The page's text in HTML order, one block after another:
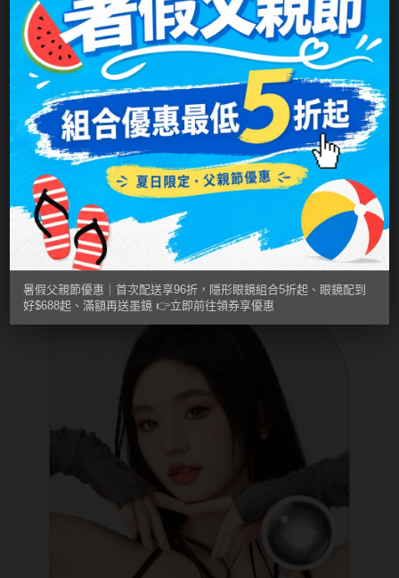
韓國隱眼品牌
CLB Color波斯霓彩
CalmeD'or曦迪
IDIFF
LENSME
oddI's
藥水保養液
隱形眼鏡藥水保養液
暑假父親節優惠｜首次配送享96折，隱形眼鏡組合5折起、眼鏡配到
好$688起、滿額再送墨鏡 👉立即前往領券享優惠